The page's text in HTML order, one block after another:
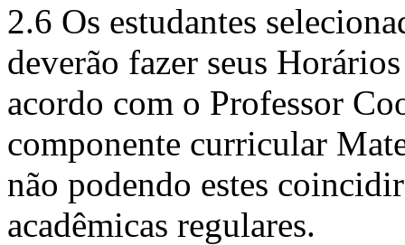
2.6 Os estudantes
deverão fazer seus
acordo com o Professor
componente curricular
não podendo estes
acadêmicas regulares.